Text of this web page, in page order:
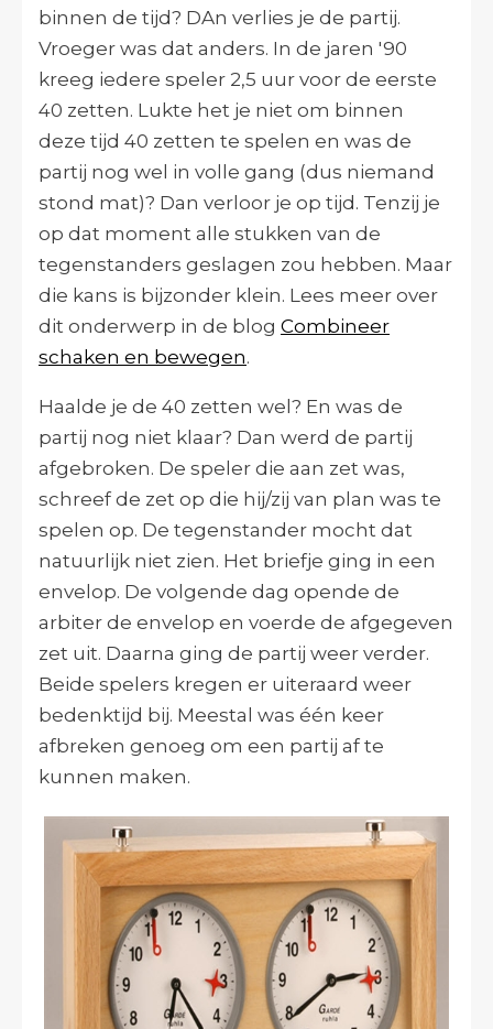
binnen de tijd? DAn verlies je de partij.
Vroeger was dat anders. In de jaren '90
kreeg iedere speler 2,5 uur voor de eerste
40 zetten. Lukte het je niet om binnen
deze tijd 40 zetten te spelen en was de
partij nog wel in volle gang (dus niemand
stond mat)? Dan verloor je op tijd. Tenzij je
op dat moment alle stukken van de
tegenstanders geslagen zou hebben. Maar
die kans is bijzonder klein. Lees meer over
dit onderwerp in de blog Combineer
schaken en bewegen.
Haalde je de 40 zetten wel? En was de
partij nog niet klaar? Dan werd de partij
afgebroken. De speler die aan zet was,
schreef de zet op die hij/zij van plan was te
spelen op. De tegenstander mocht dat
natuurlijk niet zien. Het briefje ging in een
envelop. De volgende dag opende de
arbiter de envelop en voerde de afgegeven
zet uit. Daarna ging de partij weer verder.
Beide spelers kregen er uiteraard weer
bedenktijd bij. Meestal was één keer
afbreken genoeg om een partij af te
kunnen maken.